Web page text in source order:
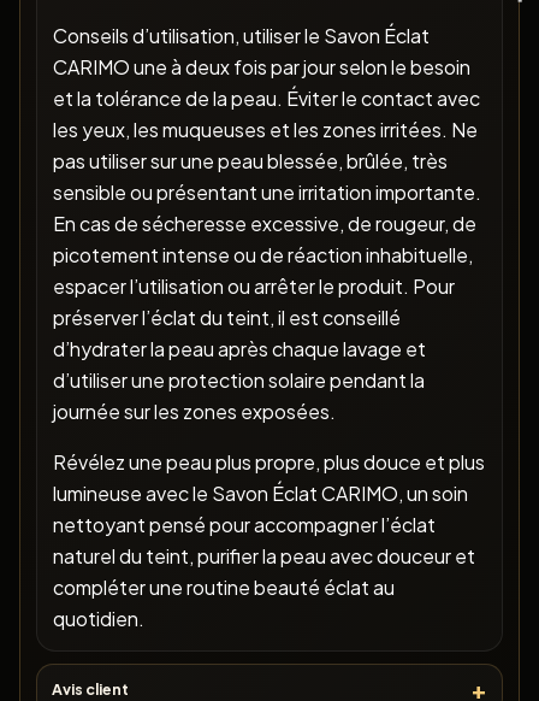
Conseils d’utilisation, utiliser le Savon Éclat
CARIMO une à deux fois par jour selon le besoin
et la tolérance de la peau. Éviter le contact avec
les yeux, les muqueuses et les zones irritées. Ne
pas utiliser sur une peau blessée, brûlée, très
sensible ou présentant une irritation importante.
En cas de sécheresse excessive, de rougeur, de
picotement intense ou de réaction inhabituelle,
espacer l’utilisation ou arrêter le produit. Pour
préserver l’éclat du teint, il est conseillé
d’hydrater la peau après chaque lavage et
d’utiliser une protection solaire pendant la
journée sur les zones exposées.
Révélez une peau plus propre, plus douce et plus
lumineuse avec le Savon Éclat CARIMO, un soin
nettoyant pensé pour accompagner l’éclat
naturel du teint, purifier la peau avec douceur et
compléter une routine beauté éclat au
quotidien.
Avis client